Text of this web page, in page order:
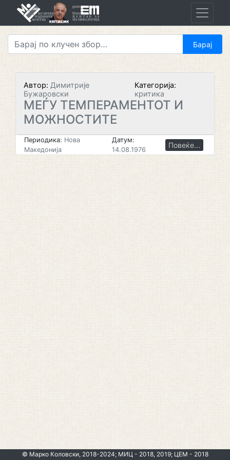
Автор: Димитрије
Бужаровски
Категорија:
критика
МЕЃУ ТЕМПЕРАМЕНТОТ И
МОЖНОСТИТЕ
Периодика: Нова
Македонија
Датум:
14.08.1976
Повеќе...
© Марко Коловски, 2018-2024; МИЦ - 2018, 2019; ЦЕМ - 2018